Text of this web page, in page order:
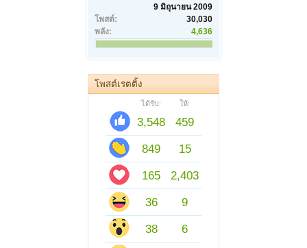
9 มิถุนายน 2009
โพสต์:
30,030
พลัง:
4,636
โพสต์เรตติ้ง
ได้รับ: ให้:
3,548
459
849
15
165
2,403
36
9
38
6